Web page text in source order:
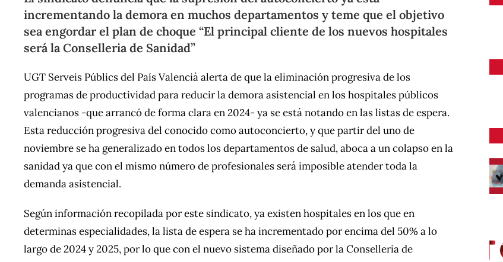
incrementando la demora en muchos departamentos y teme que el objetivo
sea engordar el plan de choque “El principal cliente de los nuevos hospitales
será la Conselleria de Sanidad”
UGT Serveis Públics del País Valencià alerta de que la eliminación progresiva de los
programas de productividad para reducir la demora asistencial en los hospitales públicos
valencianos -que arrancó de forma clara en 2024- ya se está notando en las listas de espera.
Esta reducción progresiva del conocido como autoconcierto, y que partir del uno de
noviembre se ha generalizado en todos los departamentos de salud, aboca a un colapso en la
sanidad ya que con el mismo número de profesionales será imposible atender toda la
demanda asistencial.
Según información recopilada por este sindicato, ya existen hospitales en los que en
determinas especialidades, la lista de espera se ha incrementado por encima del 50% a lo
largo de 2024 y 2025, por lo que con el nuevo sistema diseñado por la Conselleria de